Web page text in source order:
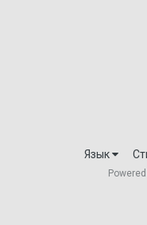
Язык